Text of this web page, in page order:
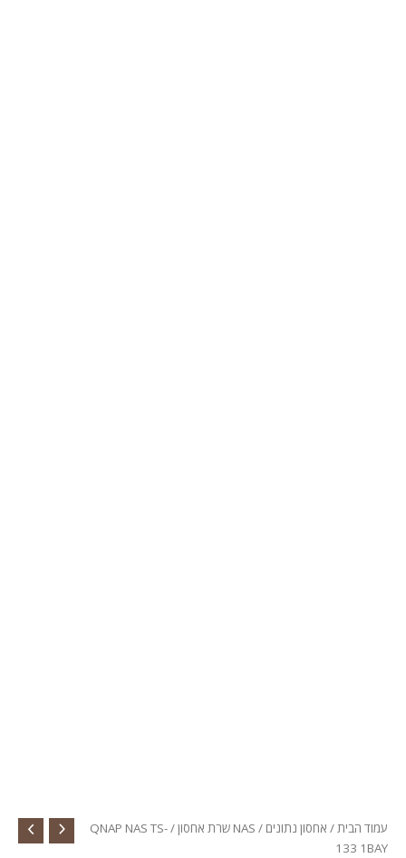
עמוד הבית/ אחסון נתונים / NAS שרת אחסון
/ QNAP NAS TS-
133 1BAY